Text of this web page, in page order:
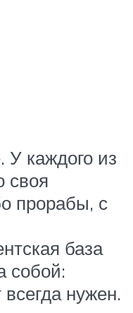
каждого из
своя
прорабы, с
база
собой:
нужен.